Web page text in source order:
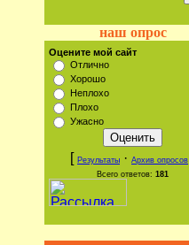
наш опрос
Оцените мой сайт
Отлично
Хорошо
Неплохо
Плохо
Ужасно
[ Результаты · Архив опросов
Всего ответов: 181